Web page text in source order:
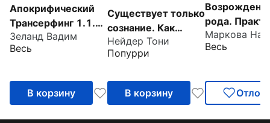
Апокрифический
Трансерфинг 1.1.
Новое издание
Зеланд Вадим
Весь
В корзину
Существует только
сознание. Как
осознанность
преобразит вашу
Нейдер Тони
Попурри
В корзину
рода.
системных
расстановок
Весь